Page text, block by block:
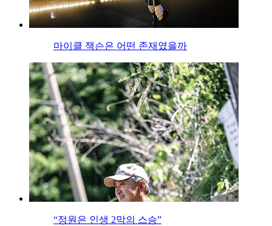
마이클 잭슨은 어떤 존재였을까
“정원은 인생 2막의 스승”